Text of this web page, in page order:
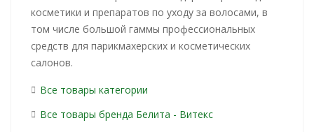
косметики и препаратов по уходу за волосами, в
том числе большой гаммы профессиональных
средств для парикмахерских и косметических
салонов.
Все товары категории
Все товары бренда Белита - Витекс